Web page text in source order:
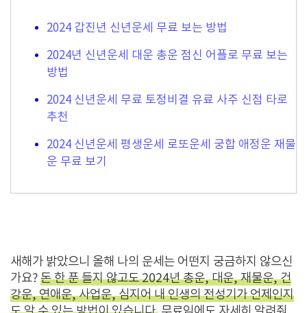
2024 갑진년 신년운세 무료 보는 방법
2024년 신년운세 대운 총운 점신 어플로 무료 보는
방법
2024 신년운세 무료 토정비결 유료 사주 신점 타로
추천
2024 신년운세 평생운세 로또운세 궁합 애정운 재물
운 무료 보기
새해가 밝았으니 올해 나의 운세는 어떤지 궁금하지 않으신
가요? 돈 한 푼 들지 않고도 2024년 총운, 대운, 재물운, 건
강운, 연애운, 사업운, 심지어 내 인생의 전성기가 언제인지